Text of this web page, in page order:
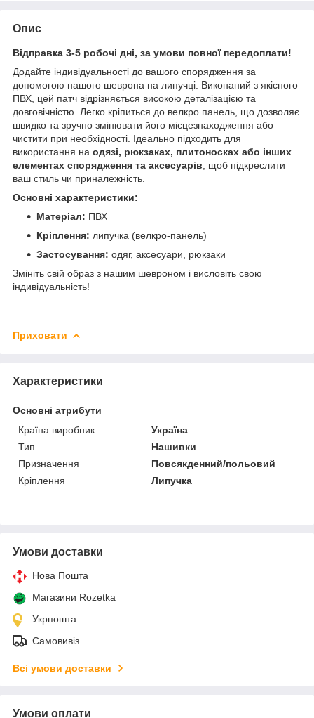
Опис
Відправка 3-5 робочі дні, за умови повної передоплати!
Додайте індивідуальності до вашого спорядження за
допомогою нашого шеврона на липучці. Виконаний з якісного
ПВХ, цей патч відрізняється високою деталізацією та
довговічністю. Легко кріпиться до велкро панель, що дозволяє
швидко та зручно змінювати його місцезнаходження або
чистити при необхідності. Ідеально підходить для
використання на одязі, рюкзаках, плитоносках або інших
елементах спорядження та аксесуарів , щоб підкреслити
ваш стиль чи приналежність.
Основні характеристики:
Матеріал: ПВХ
Кріплення: липучка (велкро-панель)
Застосування: одяг, аксесуари, рюкзаки
Змініть свій образ з нашим шевроном і висловіть свою
індивідуальність!
Приховати
Характеристики
Основні атрибути
Країна виробник
Україна
Тип
Нашивки
Призначення
Повсякденний/польовий
Кріплення
Липучка
Умови доставки
Нова Пошта
Магазини Rozetka
Укрпошта
Самовивіз
Всі умови доставки
Умови оплати